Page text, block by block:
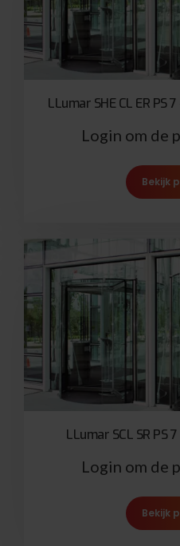
Login om de
Bekijk
LLumar SCL SR PS
Login om de
Bekijk